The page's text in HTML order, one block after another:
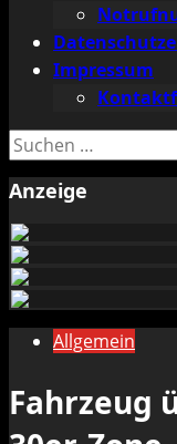
Impressum
Suchen
Anzeige
Allgemein
Fahrzeug